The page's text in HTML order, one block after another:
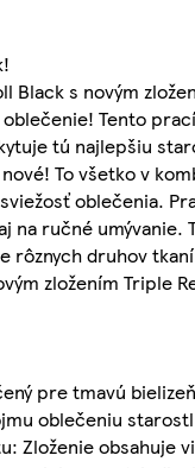
s novým
Tento
tú najlepšiu
To všetko v
oblečenia.
na ručné
rôznych druhov
zložením Triple
pre tmavú
oblečeniu
Zloženie obsahuje